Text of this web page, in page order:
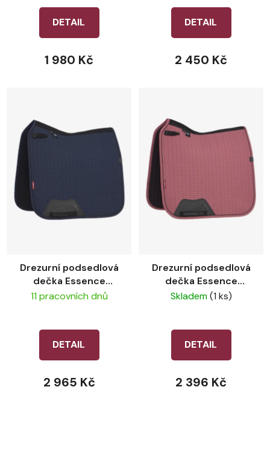
DETAIL
1 980 Kč
DETAIL
2 450 Kč
Drezurní podsedlová
dečka Essence
LeMieux – Navy
11 pracovních dnů
DETAIL
2 965 Kč
Drezurní podsedlová
dečka Essence
LeMieux – Rosewood
Skladem(1 ks)
DETAIL
2 396 Kč